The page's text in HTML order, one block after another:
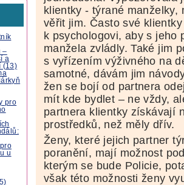
–
a
(13)
pro
u
klientky - týrané manželky,
věřit jim. Často své
k psychologovi, aby s jeho
manžela zvládly. Také jim
s vyřízením výživného na
samotné, dávám jim
žen se bojí od partnera
mít kde bydlet – ne vždy,
partnera klientky získávají
prostředků, než měly dřív.
Ženy, které jejich partner
poranění, mají možnost
kterým se bude Policie,
však této možnosti ženy